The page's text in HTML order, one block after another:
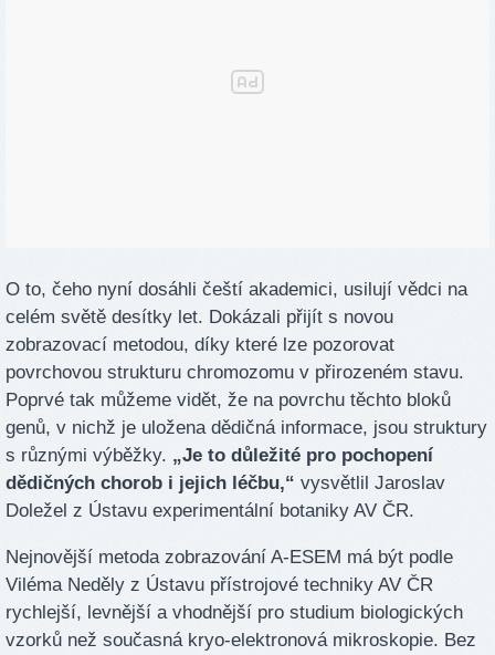
O to, čeho nyní dosáhli čeští akademici, usilují vědci na
celém světě desítky let. Dokázali přijít s novou
zobrazovací metodou, díky které lze pozorovat
povrchovou strukturu chromozomu v přirozeném stavu.
Poprvé tak můžeme vidět, že na povrchu těchto bloků
genů, v nichž je uložena dědičná informace, jsou struktury
s různými výběžky. „Je to důležité pro pochopení
dědičných chorob i jejich léčbu,“ vysvětlil Jaroslav
Doležel z Ústavu experimentální botaniky AV ČR.
Nejnovější metoda zobrazování A-ESEM má být podle
Viléma Neděly z Ústavu přístrojové techniky AV ČR
rychlejší, levnější a vhodnější pro studium biologických
vzorků než současná kryo-elektronová mikroskopie. Bez